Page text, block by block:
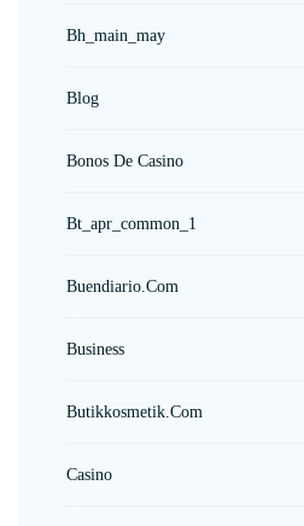
Bh_main_may
Blog
Bonos De Casino
Bt_apr_common_1
Buendiario.com
Business
Butikkosmetik.com
Casino